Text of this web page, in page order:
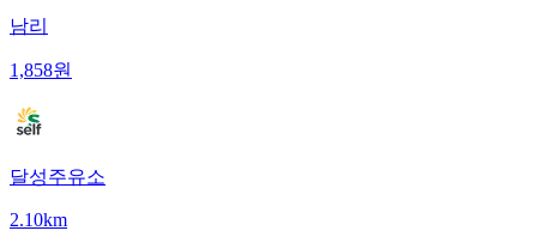
남리
1,858원
달성주유소
2.10km